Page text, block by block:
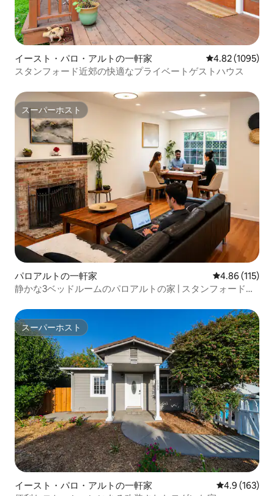
イースト・パロ・アルトの一軒家 レビュー1095
4.82 (1095)
スタンフォード近郊の快適なプライベートゲストハウス
スーパーホスト
スーパーホスト
パロアルトの一軒家 レビュー115
4.86 (115)
静かな3ベッドルームのパロアルトの家 | スタンフォード近
スーパーホスト
スーパーホスト
イースト・パロ・アルトの一軒家 レビュー163
4.9 (163)